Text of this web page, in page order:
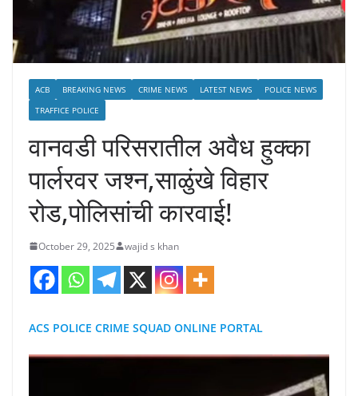
ACB BREAKING NEWS CRIME NEWS LATEST NEWS
POLICE NEWS
TRAFFICE POLICE
वानवडी परिसरातील अवैध हुक्का
पार्लरवर जश्न,साळुंखे विहार
रोड,पोलिसांची कारवाई!
October 29, 2025 wajid s khan
ACS POLICE CRIME SQUAD ONLINE PORTAL